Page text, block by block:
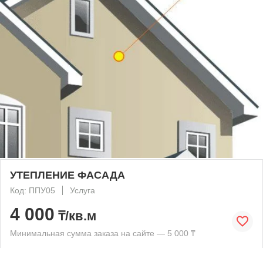
УТЕПЛЕНИЕ ФАСАДА
Код: ППУ05 Услуга
4 000 ₸/кв.м
Минимальная сумма заказа на сайте — 5 000 ₸